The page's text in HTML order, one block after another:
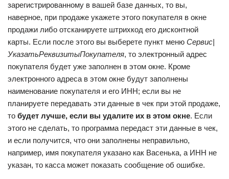
зарегистрированному в вашей базе данных, то вы,
наверное, при продаже укажете этого покупателя в окне
продажи либо отсканируете штрихкод его дисконтной
карты. Если после этого вы выберете пункт меню Сервис|
УказатьРеквизитыПокупателя, то электронный адрес
покупателя будет уже заполнен в этом окне. Кроме
электронного адреса в этом окне будут заполнены
наименование покупателя и его ИНН; если вы не
планируете передавать эти данные в чек при этой продаже,
то будет лучше, если вы удалите их в этом окне. Если
этого не сделать, то программа передаст эти данные в чек,
и если получится, что они заполнены неправильно,
например, имя покупателя указано как Васенька, а ИНН не
указан, то касса может показать сообщение об ошибке.